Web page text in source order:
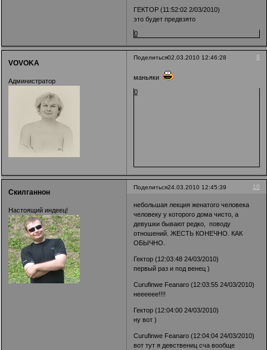
ГЕКТОР (11:52:02 2/03/2010)
это будет предвзято
0
Поделиться 9
02.03.2010 12:46:28
VOVOKA
Администратор
маньяки
0
Поделиться 10
24.03.2010 12:45:39
Скилганнон
Настоящий индеец!
небольшая лекция женатого человека
человеку у которого дома чисто, а
девушки бывают редко, поводу
отношений. ЖЕСТЬ КОНЕЧНО. КАК
ОБЫЧНО.
Гектор (12:03:48 24/03/2010)
первый раз и под венец )
Curufinwe Feanaro (12:03:55 24/03/2010)
нееееее!!!!
Гектор (12:04:00 24/03/2010)
ну вот )
Curufinwe Feanaro (12:04:04 24/03/2010)
вот тут я девствениц сча вообще